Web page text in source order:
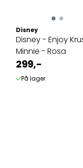
Disney
Disney - Enjoy
Minnie - Rosa
299,-
På lager